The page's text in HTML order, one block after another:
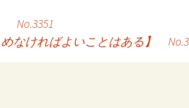
No.3351
なければよいことはある】